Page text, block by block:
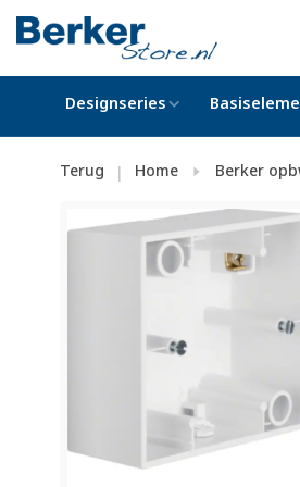
Designseries
Terug | Home Berker